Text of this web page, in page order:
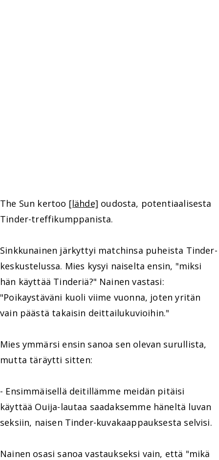
The Sun kertoo [lähde] oudosta, potentiaalisesta
Tinder-treffikumppanista.
Sinkkunainen järkyttyi matchinsa puheista Tinder-
keskustelussa. Mies kysyi naiselta ensin, "miksi
hän käyttää Tinderiä?" Nainen vastasi:
"Poikaystäväni kuoli viime vuonna, joten yritän
vain päästä takaisin deittailukuvioihin."
Mies ymmärsi ensin sanoa sen olevan surullista,
mutta täräytti sitten:
- Ensimmäisellä deitillämme meidän pitäisi
käyttää Ouija-lautaa saadaksemme häneltä luvan
seksiin, naisen Tinder-kuvakaappauksesta selvisi.
Nainen osasi sanoa vastaukseksi vain, että "mikä